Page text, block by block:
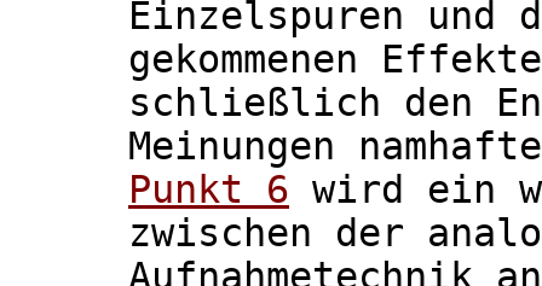
Einzelspuren und
gekommenen
schließlich den
Meinungen
Punkt 6 wird ein
zwischen der
Aufnahmetechnik